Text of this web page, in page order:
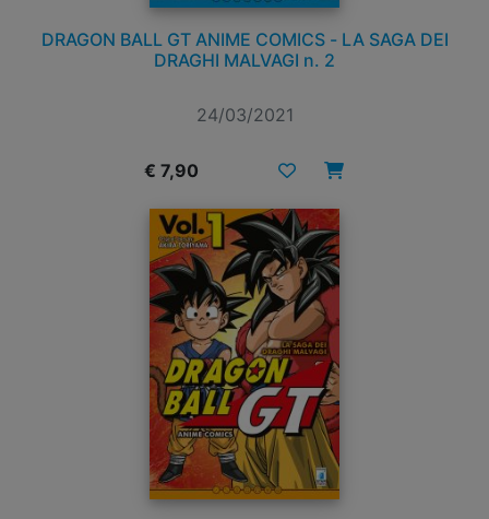
DRAGON BALL GT ANIME COMICS - LA SAGA DEI
DRAGHI MALVAGI n. 2
24/03/2021
€ 7,90